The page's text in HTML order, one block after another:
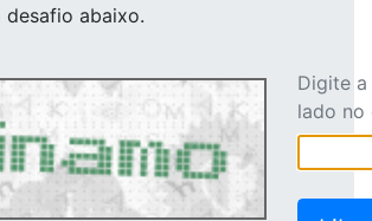
desafio abaixo.
Digite
lado no